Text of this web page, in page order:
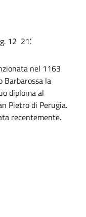
12 21’.
nel 1163
Barbarossa la
diploma al
Pietro di Perugia.
recentemente.